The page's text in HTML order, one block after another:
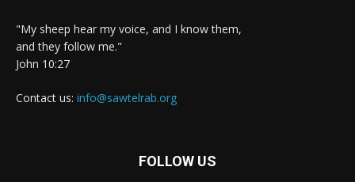
"My sheep hear my voice, and I know them,
and they follow me."
John 10:27
Contact us: info@sawtelrab.org
FOLLOW US